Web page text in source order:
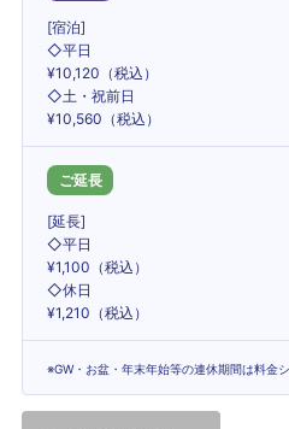
[宿泊]
◇平日
¥10,120（税込）
◇土・祝前日
¥10,560（税込）
ご延長
[延長]
◇平日
¥1,100（税込）
◇休日
¥1,210（税込）
※GW・お盆・年末年始等の連休期間は料金